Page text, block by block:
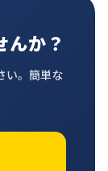
んか？
い。簡単な